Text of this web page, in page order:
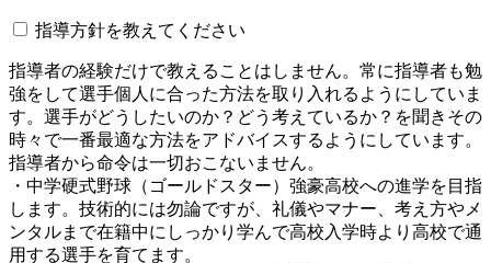
指導方針を教えてください
指導者の経験だけで教えることはしません。常に指導者も勉
強をして選手個人に合った方法を取り入れるようにしていま
す。選手がどうしたいのか？どう考えているか？を聞きその
時々で一番最適な方法をアドバイスするようにしています。
指導者から命令は一切おこないません。
・中学硬式野球（ゴールドスター）強豪高校への進学を目指
します。技術的には勿論ですが、礼儀やマナー、考え方やメ
ンタルまで在籍中にしっかり学んで高校入学時より高校で通
用する選手を育てます。